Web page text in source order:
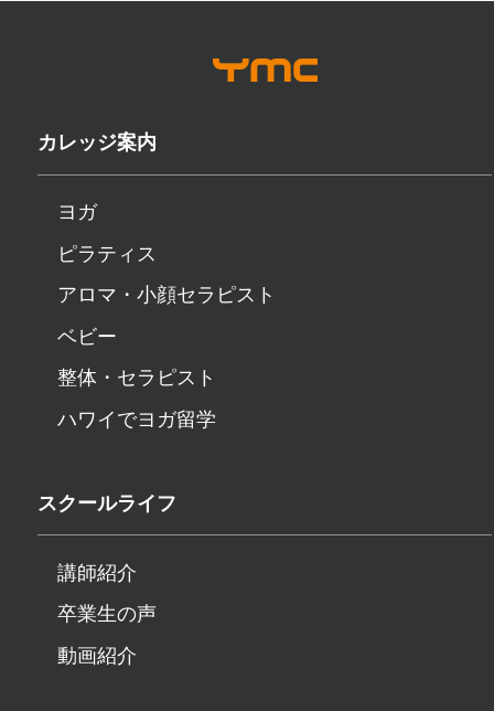
カレッジ案内
ヨガ
ピラティス
アロマ・小顔セラピスト
ベビー
整体・セラピスト
ハワイでヨガ留学
スクールライフ
講師紹介
卒業生の声
動画紹介